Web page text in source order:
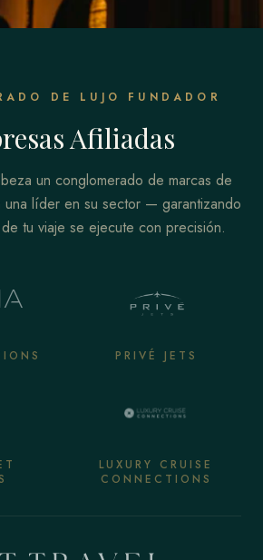
DE LUJO FUNDADOR
Afiliadas
un conglomerado de marcas de
una líder en su sector — garantizando
tu viaje se ejecute con precisión.
PRIVÉ JETS
LUXURY CRUISE
CONNECTIONS